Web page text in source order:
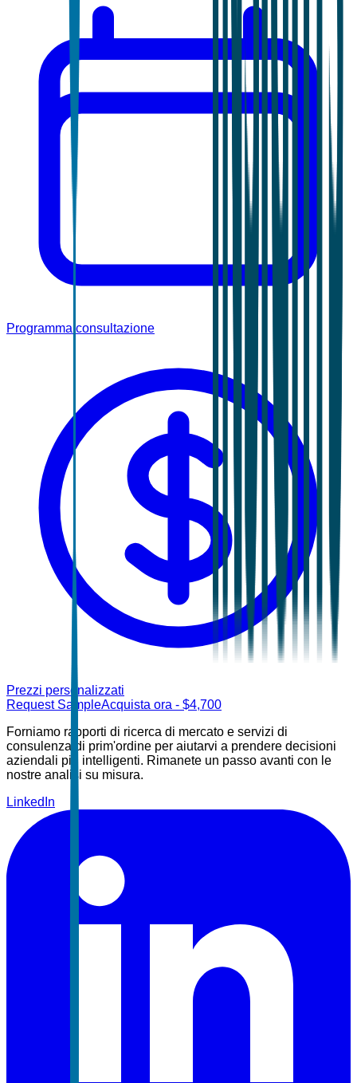
Programma consultazione
Prezzi personalizzati
Request SampleAcquista ora - $4,700
Forniamo rapporti di ricerca di mercato e servizi di
consulenza di prim'ordine per aiutarvi a prendere decisioni
aziendali più intelligenti. Rimanete un passo avanti con le
nostre analisi su misura.
LinkedIn